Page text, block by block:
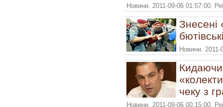
Новини. 2011-09-06 01:57:00.
Знесені
Новини.
чеку з
Новини. 2011-09-06 00:15:00.